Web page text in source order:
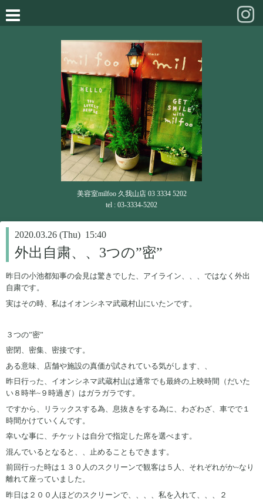
美容室milfoo 久我山店 03 3334 5202
tel : 03-3334-5202
2020.03.26 (Thu) 15:40
外出自粛、、3つの”密”
昨日の小池都知事の会見は驚きでした、アイライン、、、ではなく外出
自粛です。
実はその時、私はイオンシネマ武蔵村山にいたンです。
３つの”密”
密閉、密集、密接です。
ある意味、店舗や施設の真価が試されている気がします、、
昨日行った、イオンシネマ武蔵村山は通常でも最終の上映時間（だいた
い８時半~９時過ぎ）はガラガラです。
ですから、リラックスする為、息抜きをする為に、わざわざ、車でで１
時間かけていくんです。
幸いな事に、チケットは自分で指定した席を選べます。
混んでいるとなると、、止めることもできます。
前回行った時は１３０人のスクリーンで観客は５人、それぞれがか~なり
離れて座っていました。
昨日は２００人ほどのスクリーンで、、、、私を入れて、、、２